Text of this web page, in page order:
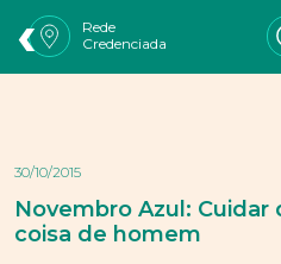
Rede
Credenciada
‹
30/10/2015
Novembro Azul:
coisa de homem